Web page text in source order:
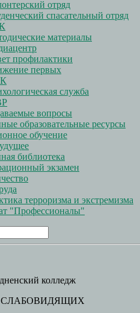
отряд
спасательный отряд
материалы
профилактики
первых
служба
вопросы
образовательные ресурсы
обучение
библиотека
экзамен
терроризма и экстремизма
"Профессионалы"
колледж
СЛАБОВИДЯЩИХ